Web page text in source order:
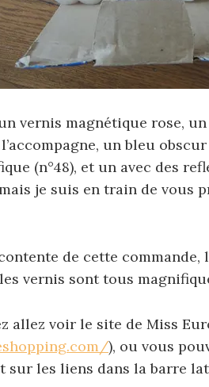
un vernis magnétique rose,
un bleu obscur
(n°48), et un avec des
je suis en train de vous
de cette
vernis sont tous
allez voir le site de Miss
), ou vous
sur les liens dans la barre